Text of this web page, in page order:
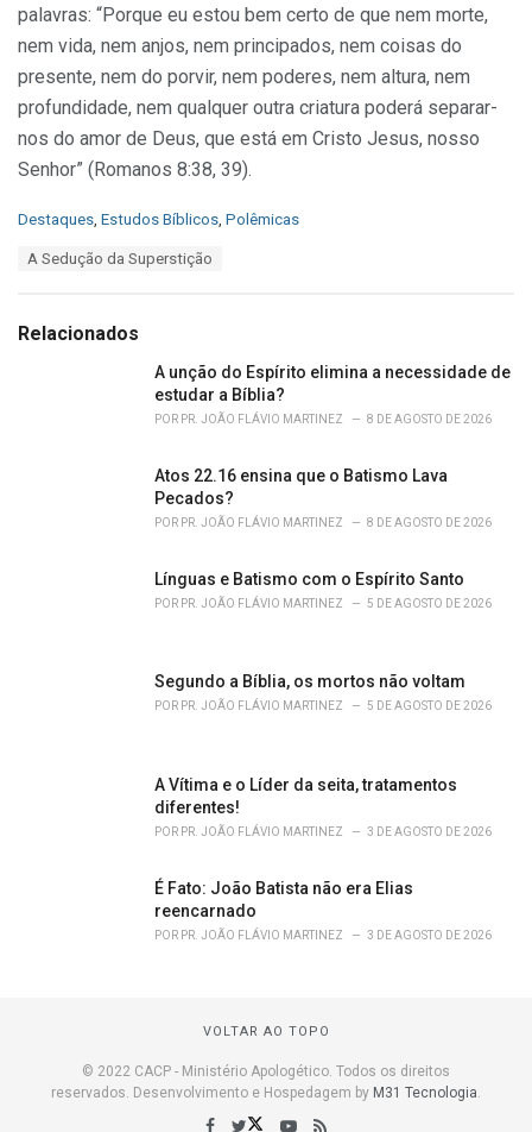
palavras: “Porque eu estou bem certo de que nem morte,
nem vida, nem anjos, nem principados, nem coisas do
presente, nem do porvir, nem poderes, nem altura, nem
profundidade, nem qualquer outra criatura poderá separar-
nos do amor de Deus, que está em Cristo Jesus, nosso
Senhor” (Romanos 8:38, 39).
C
o
r
Destaques Estudos Bíblicos Polêmicas
:
A Sedução da Superstição
Relacionados
A unção do Espírito elimina a necessidade de
estudar a Bíblia?
POR PR. JOÃO FLÁVIO MARTINEZ 8 DE AGOSTO DE 2026
Atos 22.16 ensina que o Batismo Lava
Pecados?
POR PR. JOÃO FLÁVIO MARTINEZ 8 DE AGOSTO DE 2026
Línguas e Batismo com o Espírito Santo
POR PR. JOÃO FLÁVIO MARTINEZ 5 DE AGOSTO DE 2026
Segundo a Bíblia, os mortos não voltam
POR PR. JOÃO FLÁVIO MARTINEZ 5 DE AGOSTO DE 2026
A Vítima e o Líder da seita, tratamentos
diferentes!
POR PR. JOÃO FLÁVIO MARTINEZ 3 DE AGOSTO DE 2026
É Fato: João Batista não era Elias
reencarnado
POR PR. JOÃO FLÁVIO MARTINEZ 3 DE AGOSTO DE 2026
VOLTAR AO TOPO
© 2022 CACP - Ministério Apologético. Todos os direitos
reservados. Desenvolvimento e Hospedagem by M31 Tecnologia.